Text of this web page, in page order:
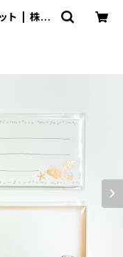
ト | 株式